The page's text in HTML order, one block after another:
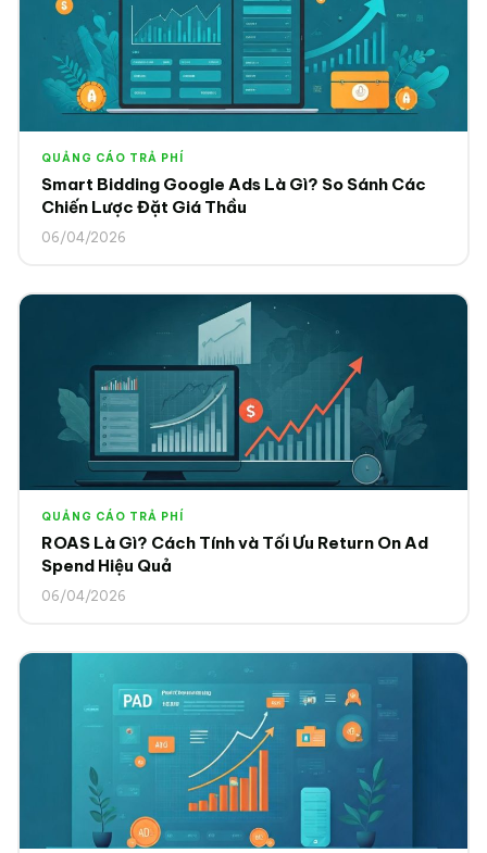
QUẢNG CÁO TRẢ PHÍ
Smart Bidding Google Ads Là Gì? So Sánh Các
Chiến Lược Đặt Giá Thầu
06/04/2026
QUẢNG CÁO TRẢ PHÍ
ROAS Là Gì? Cách Tính và Tối Ưu Return On Ad
Spend Hiệu Quả
06/04/2026